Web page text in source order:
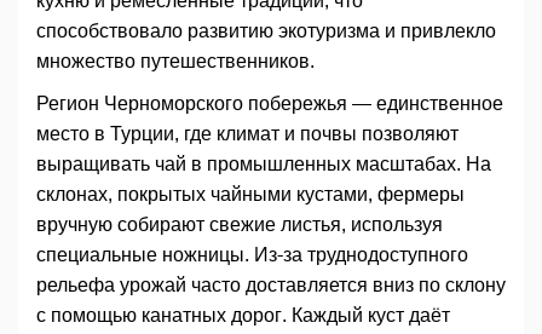
способствовало развитию экотуризма и привлекло
множество путешественников.
Регион Черноморского побережья — единственное
место в Турции, где климат и почвы позволяют
выращивать чай в промышленных масштабах. На
склонах, покрытых чайными кустами, фермеры
вручную собирают свежие листья, используя
специальные ножницы. Из-за труднодоступного
рельефа урожай часто доставляется вниз по склону
с помощью канатных дорог. Каждый куст даёт